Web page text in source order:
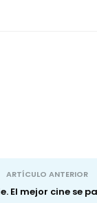
ARTÍCULO ANTERIOR
El mejor cine se